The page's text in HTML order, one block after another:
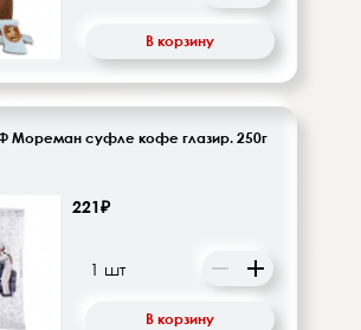
В корзину
Мореман суфле кофе глазир. 250г
221₽
В корзину